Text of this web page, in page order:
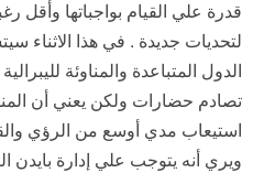
قدرة علي القيام بواجباتها وأقل
لتحديات جديدة . في هذا الاثناء
الدول المتباعدة والمناوئة
تصادم حضارات ولكن يعني أن
استيعاب مدي أوسع من الرؤي
ويري أنه يتوجب علي إدارة بايدن